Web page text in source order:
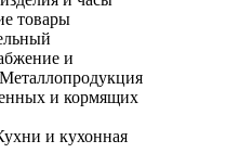
товары
и
Металлопродукция
и кормящих
и кухонная